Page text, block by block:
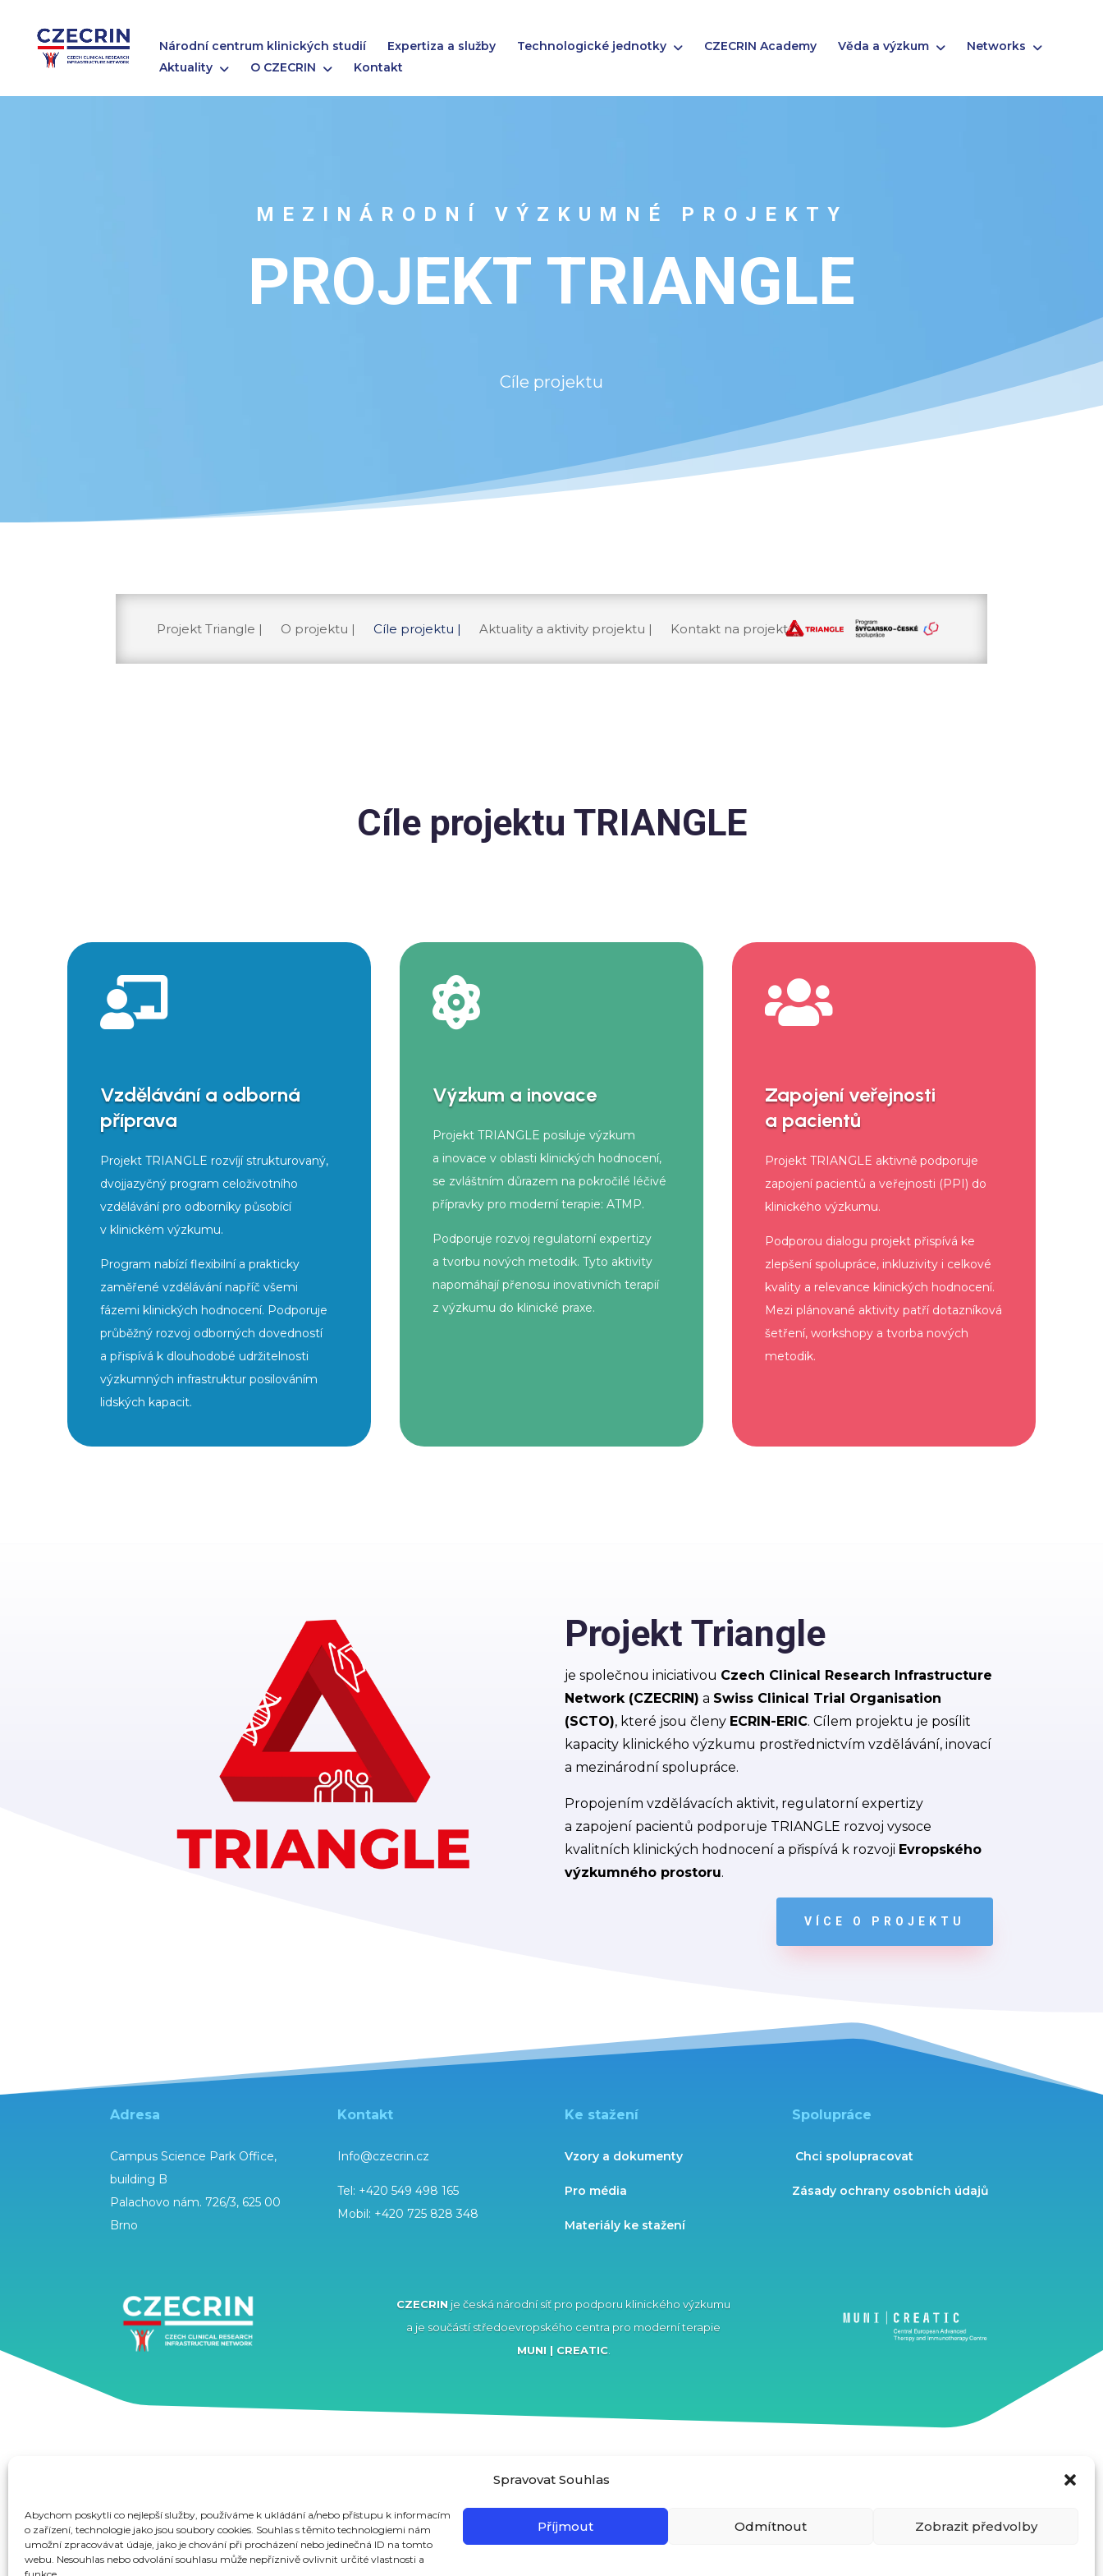
Spravovat Souhlas
Abychom poskytli co nejlepší služby, používáme k ukládání a/nebo přístupu k informacím
o zařízení, technologie jako jsou soubory cookies. Souhlas s těmito technologiemi nám
umožní zpracovávat údaje, jako je chování při procházení nebo jedinečná ID na tomto
webu. Nesouhlas nebo odvolání souhlasu může nepříznivě ovlivnit určité vlastnosti a
Příjmout Odmítnout Zobrazit předvolby
Národní centrum klinických studií Expertiza a služby Technologické jednotky CZECRIN Academy Věda a výzkum
Networks
Aktuality
O CZECRIN Kontakt
MEZINÁRODNÍ VÝZKUMNÉ PROJEKTY
PROJEKT TRIANGLE
Cíle projektu
Projekt Triangle | O projektu | Cíle projektu | Aktuality a aktivity projektu | Kontakt na projekt
Cíle projektu TRIANGLE

Vzdělávání a odborná
příprava
Projekt TRIANGLE rozvíjí strukturovaný,
dvojjazyčný program celoživotního
vzdělávání pro odborníky působící
v klinickém výzkumu.
Program nabízí flexibilní a prakticky
zaměřené vzdělávání napříč všemi
fázemi klinických hodnocení. Podporuje
průběžný rozvoj odborných dovedností
a přispívá k dlouhodobé udržitelnosti
výzkumných infrastruktur posilováním
lidských kapacit.

Výzkum a inovace
Projekt TRIANGLE posiluje výzkum
a inovace v oblasti klinických hodnocení,
se zvláštním důrazem na pokročilé léčivé
přípravky pro moderní terapie: ATMP.
Podporuje rozvoj regulatorní expertizy
a tvorbu nových metodik. Tyto aktivity
napomáhají přenosu inovativních terapií
z výzkumu do klinické praxe.

Zapojení veřejnosti
a pacientů
Projekt TRIANGLE aktivně podporuje
zapojení pacientů a veřejnosti (PPI) do
klinického výzkumu.
Podporou dialogu projekt přispívá ke
zlepšení spolupráce, inkluzivity i celkové
kvality a relevance klinických hodnocení.
Mezi plánované aktivity patří dotazníková
šetření, workshopy a tvorba nových
metodik.
Projekt Triangle
je společnou iniciativou Czech Clinical Research Infrastructure
Network (CZECRIN) a Swiss Clinical Trial Organisation
(SCTO), které jsou členy ECRIN-ERIC. Cílem projektu je posílit
kapacity klinického výzkumu prostřednictvím vzdělávání, inovací
a mezinárodní spolupráce.
Propojením vzdělávacích aktivit, regulatorní expertizy
a zapojení pacientů podporuje TRIANGLE rozvoj vysoce
kvalitních klinických hodnocení a přispívá k rozvoji Evropského
výzkumného prostoru.
VÍCE O PROJEKTU
Adresa
Campus Science Park Office,
building B
Palachovo nám. 726/3, 625 00
Brno
Kontakt
Info@czecrin.cz
Tel: +420 549 498 165
Mobil: +420 725 828 348
Ke stažení
Vzory a dokumenty
Pro média
Materiály ke stažení
Spolupráce
Chci spolupracovat
Zásady ochrany osobních údajů
CZECRIN je česká národní síť pro podporu klinického výzkumu
a je součástí středoevropského centra pro moderní terapie
MUNI | CREATIC.
PACIENTY – zavádění inovativních moderních terapií, reg. číslo CZ.02.1.01/0.0/0.0/16_013/0001826.